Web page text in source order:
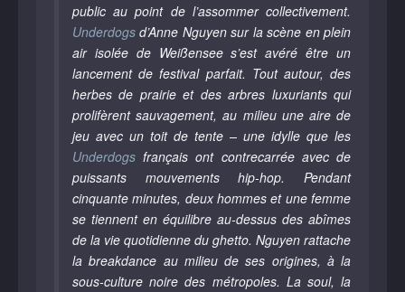
public au point de l’assommer collectivement.
Underdogs d’Anne Nguyen sur la scène en plein
air isolée de Weißensee s’est avéré être un
lancement de festival parfait. Tout autour, des
herbes de prairie et des arbres luxuriants qui
prolifèrent sauvagement, au milieu une aire de
jeu avec un toit de tente – une idylle que les
Underdogs français ont contrecarrée avec de
puissants mouvements hip-hop. Pendant
cinquante minutes, deux hommes et une femme
se tiennent en équilibre au-dessus des abîmes
de la vie quotidienne du ghetto. Nguyen rattache
la breakdance au milieu de ses origines, à la
sous-culture noire des métropoles. La soul, la